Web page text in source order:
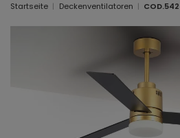
Startseite Deckenventilatoren